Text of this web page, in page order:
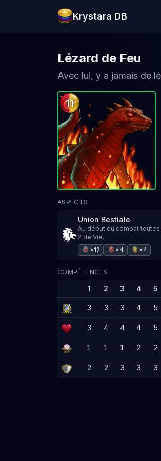
Krystara DB
Lézard de Feu
Avec lui, y a jamais de
11
ASPECTS
Union Bestiale
Au début du combat
2 de Vie.
×12
×4 ×4
COMPÉTENCES
1 2 3 4 5
3 3 3 4 5
3 4 4 4 5
1 1 1 2 2
2 2 3 3 3